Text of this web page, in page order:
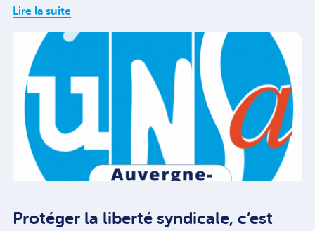
Lire la suite
Protéger la liberté syndicale, c’est